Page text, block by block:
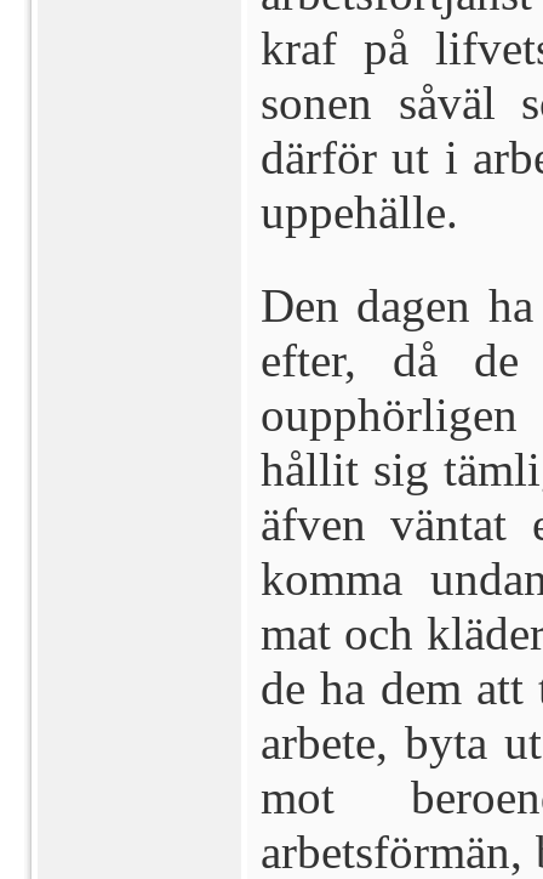
kraf på
sonen såväl
därför ut i
uppehälle.
Den dagen
efter, då de
hållit sig
äfven väntat
komma
mat och
de ha dem
arbete, byta
mot